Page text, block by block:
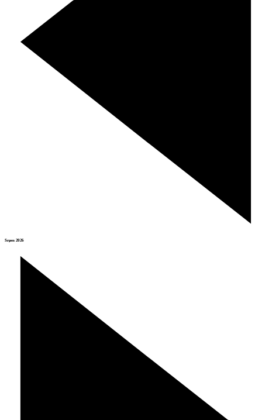
Srpen 2026